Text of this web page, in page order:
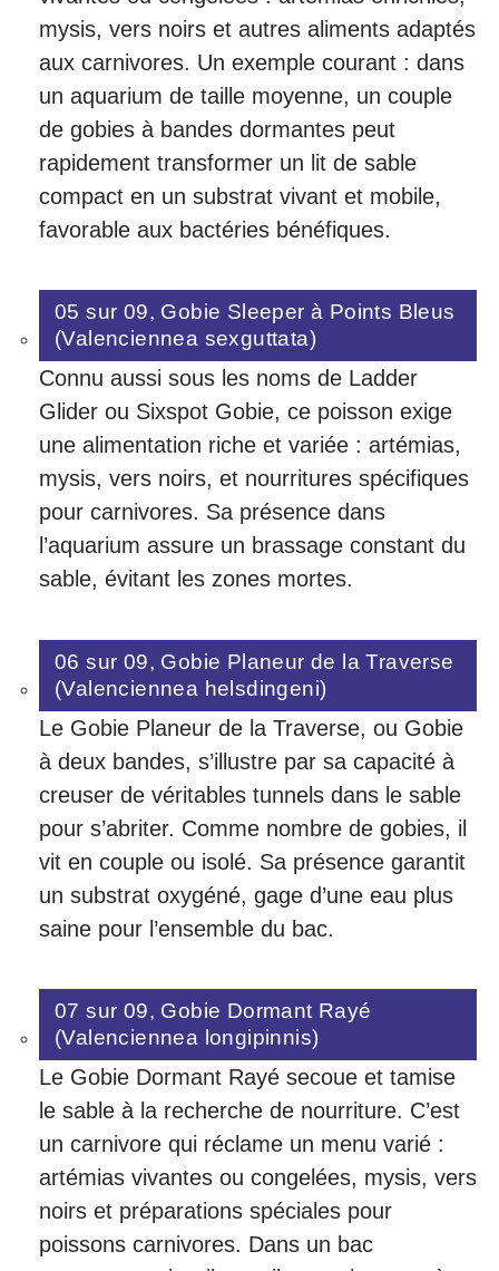
mysis, vers noirs et autres aliments adaptés
aux carnivores. Un exemple courant : dans
un aquarium de taille moyenne, un couple
de gobies à bandes dormantes peut
rapidement transformer un lit de sable
compact en un substrat vivant et mobile,
favorable aux bactéries bénéfiques.
05 sur 09, Gobie Sleeper à Points Bleus
(Valenciennea sexguttata)
Connu aussi sous les noms de Ladder
Glider ou Sixspot Gobie, ce poisson exige
une alimentation riche et variée : artémias,
mysis, vers noirs, et nourritures spécifiques
pour carnivores. Sa présence dans
l’aquarium assure un brassage constant du
sable, évitant les zones mortes.
06 sur 09, Gobie Planeur de la Traverse
(Valenciennea helsdingeni)
Le Gobie Planeur de la Traverse, ou Gobie
à deux bandes, s’illustre par sa capacité à
creuser de véritables tunnels dans le sable
pour s’abriter. Comme nombre de gobies, il
vit en couple ou isolé. Sa présence garantit
un substrat oxygéné, gage d’une eau plus
saine pour l’ensemble du bac.
07 sur 09, Gobie Dormant Rayé
(Valenciennea longipinnis)
Le Gobie Dormant Rayé secoue et tamise
le sable à la recherche de nourriture. C’est
un carnivore qui réclame un menu varié :
artémias vivantes ou congelées, mysis, vers
noirs et préparations spéciales pour
poissons carnivores. Dans un bac